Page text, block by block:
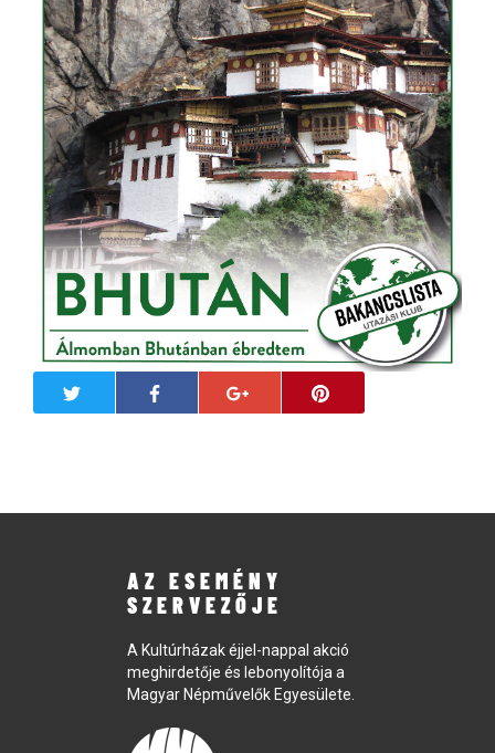
AZ ESEMÉNY
SZERVEZŐJE
A Kultúrházak éjjel-nappal akció
meghirdetője és lebonyolítója a
Magyar Népművelők Egyesülete.